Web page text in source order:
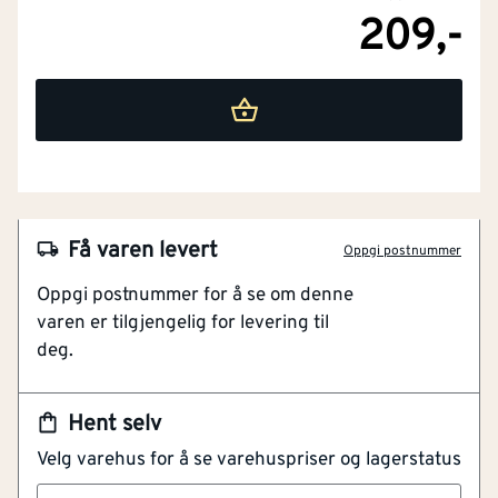
209,-
Hent selv
Velg varehus for å se varehuspriser og lagerstatus
Få varen levert Oppgi postnummer
Oppgi postnummer for å se om denne
varen er tilgjengelig for levering til
deg.
Justerbar stolpesko for presis tilpasning av
Egnet for bærende trekonstruksjoner med høye
Tåler høye belastninger og gir sikker forankring av
Varmgalvanisert overflate gir effektiv beskyttelse
Tekniske spesifikasjoner
Produkttype
Høydejustering
Ja
Korrosjonsbeskyttelse
Sinkbelegg
>55 µm
Bruksområde
Bærende trekonstruksjoner